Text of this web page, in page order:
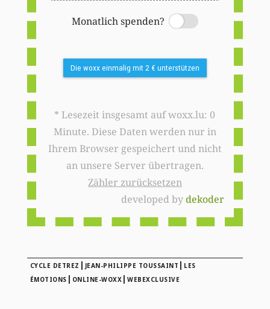
Monatlich spenden?
Switch
Die woxx einmalig mit 2 € unterstützen
* Lesezeit insgesamt auf woxx.lu: 0
Minute. Diese Daten werden nur in
Ihrem Browser gespeichert und nicht
an unsere Server übertragen.
Zähler zurücksetzen
developed bydekoder
CYCLE DETREZ | JEAN-PHILIPPE TOUSSAINT | LES
ÉMOTIONS | ONLINE-WOXX |WEBEXCLUSIVE